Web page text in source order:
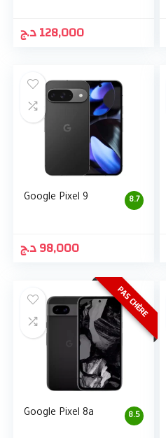
128,000د.ج
8.7
Google Pixel 9
98,000د.ج
PAS CHÈRE
8.5
Google Pixel 8a